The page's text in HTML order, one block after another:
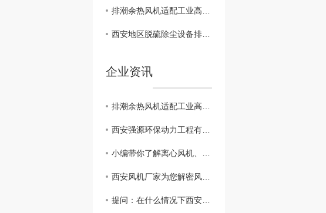
排潮余热风机适配工业高湿工况，通风回热一体
西安地区脱硫除尘设备排行榜揭晓！
企业资讯
排潮余热风机适配工业高湿工况，通风回热一体
西安强源环保动力工程有限公司给广大用户拜年
小编带你了解离心风机、轴流风机、混流风机的区别？
西安风机厂家为您解密风机振动故障原因
提问：在什么情况下西安脱硫除尘设备会发生结露现象